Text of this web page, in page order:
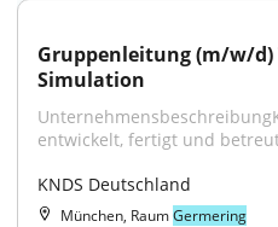
Gruppenleitung (m/w/
Simulation
entwickelt, fertigt und
KNDS Deutschland
München, RaumGermering